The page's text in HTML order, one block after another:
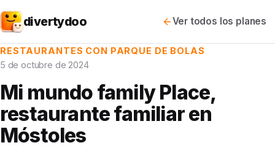
divertydoo Ver todos los planes
RESTAURANTES CON PARQUE DE BOLAS
5 de octubre de 2024
Mi mundo family Place,
restaurante familiar en
Móstoles